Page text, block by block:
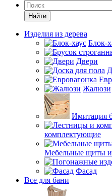
Найти
Изделия из дерева
Блок-
Двери
Жалюзи
Имитация
комплектующие
Мебельные щиты
Фасад
Все для бани